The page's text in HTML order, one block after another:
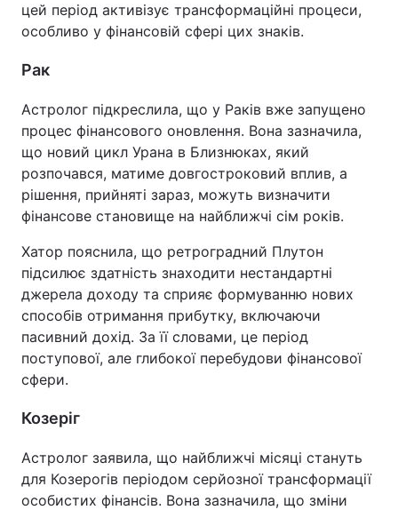
цей період активізує трансформаційні процеси,
особливо у фінансовій сфері цих знаків.
Рак
Астролог підкреслила, що у Раків вже запущено
процес фінансового оновлення. Вона зазначила,
що новий цикл Урана в Близнюках, який
розпочався, матиме довгостроковий вплив, а
рішення, прийняті зараз, можуть визначити
фінансове становище на найближчі сім років.
Хатор пояснила, що ретроградний Плутон
підсилює здатність знаходити нестандартні
джерела доходу та сприяє формуванню нових
способів отримання прибутку, включаючи
пасивний дохід. За її словами, це період
поступової, але глибокої перебудови фінансової
сфери.
Козеріг
Астролог заявила, що найближчі місяці стануть
для Козерогів періодом серйозної трансформації
особистих фінансів. Вона зазначила, що зміни